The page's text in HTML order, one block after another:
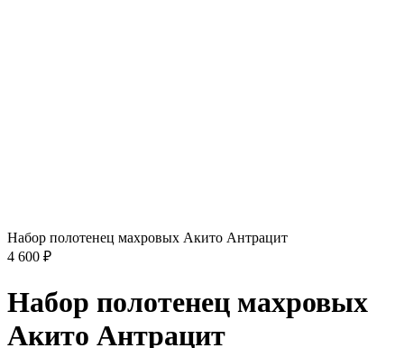
Набор полотенец махровых Акито Антрацит
4 600 ₽
Набор полотенец махровых
Акито Антрацит